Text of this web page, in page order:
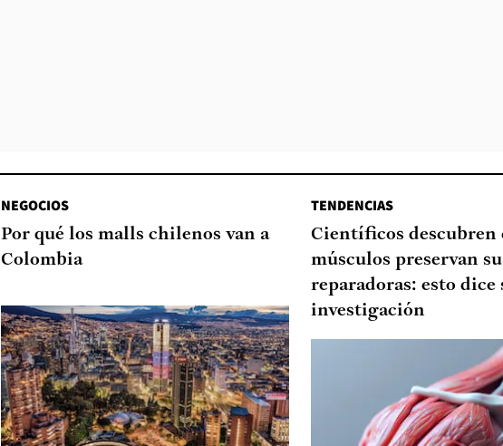
NEGOCIOS
Por qué los malls chilenos van a
Colombia
TENDENCIAS
Científicos descubren
músculos preservan
reparadoras: esto dice
investigación